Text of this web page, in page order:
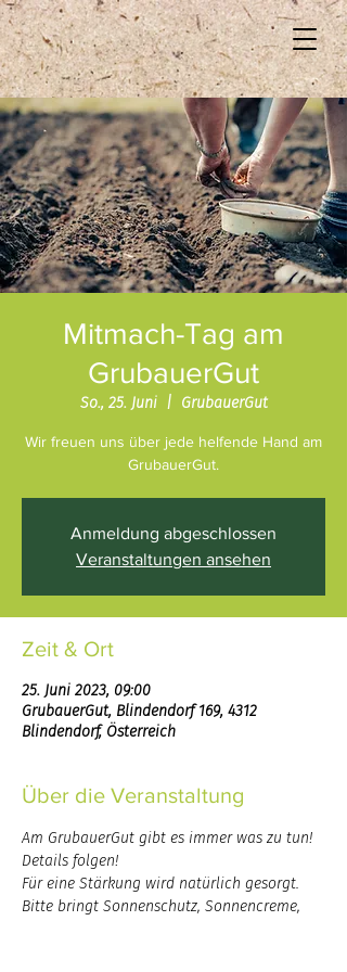
Mitmach-Tag am
GrubauerGut
So., 25. Juni
  |
GrubauerGut
Wir freuen uns über jede helfende Hand am
GrubauerGut.
Anmeldung abgeschlossen
Veranstaltungen ansehen
Zeit & Ort
25. Juni 2023, 09:00
GrubauerGut, Blindendorf 169, 4312
Blindendorf, Österreich
Über die Veranstaltung
Am GrubauerGut gibt es immer was zu tun!
Details folgen!
Für eine Stärkung wird natürlich gesorgt.
Bitte bringt Sonnenschutz, Sonnencreme,